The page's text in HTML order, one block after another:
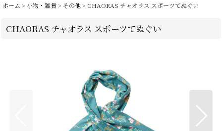
ホーム > 小物・雑貨> その他> CHAORAS チャオラス スポーツてぬぐい
CHAORAS チャオラス スポーツてぬぐい